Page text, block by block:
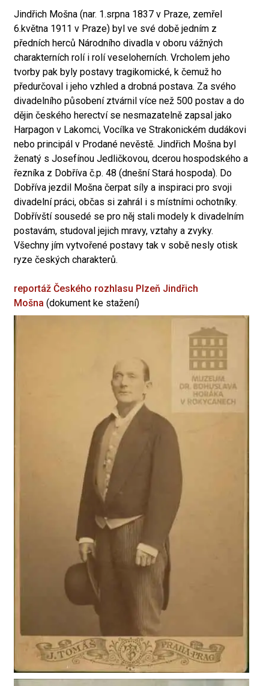
Jindřich Mošna (nar. 1.srpna 1837 v Praze, zemřel
6.května 1911 v Praze) byl ve své době jedním z
předních herců Národního divadla v oboru vážných
charakterních rolí i rolí veseloherních. Vrcholem jeho
tvorby pak byly postavy tragikomické, k čemuž ho
předurčoval i jeho vzhled a drobná postava. Za svého
divadelního působení ztvárnil více než 500 postav a do
dějin českého herectví se nesmazatelně zapsal jako
Harpagon v Lakomci, Vocílka ve Strakonickém dudákovi
nebo principál v Prodané nevěstě. Jindřich Mošna byl
ženatý s Josefínou Jedličkovou, dcerou hospodského a
řezníka z Dobříva č.p. 48 (dnešní Stará hospoda). Do
Dobříva jezdil Mošna čerpat síly a inspiraci pro svoji
divadelní práci, občas si zahrál i s místními ochotníky.
Dobřívští sousedé se pro něj stali modely k divadelním
postavám, studoval jejich mravy, vztahy a zvyky.
Všechny jím vytvořené postavy tak v sobě nesly otisk
ryze českých charakterů.
reportáž Českého rozhlasu Plzeň Jindřich
Mošna (dokument ke stažení)